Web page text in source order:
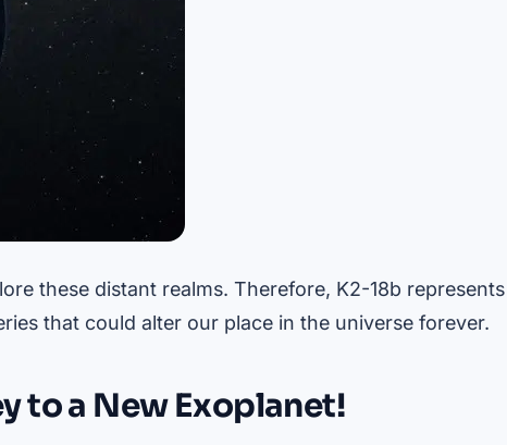
these distant realms. Therefore, K2-18b represents
that could alter our place in the universe forever.
to a New Exoplanet!